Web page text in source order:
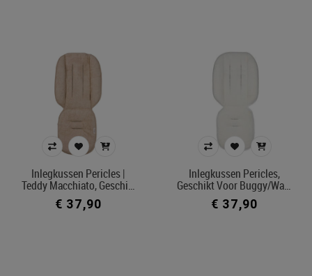
Inlegkussen Pericles |
Teddy Macchiato, Geschi…
€ 37,90
Inlegkussen Pericles,
Geschikt Voor Buggy/wa…
€ 37,90